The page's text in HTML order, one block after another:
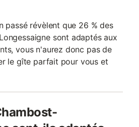
passé révèlent que 26 % des
sont adaptés aux
vous n'aurez donc pas de
le gîte parfait pour vous et